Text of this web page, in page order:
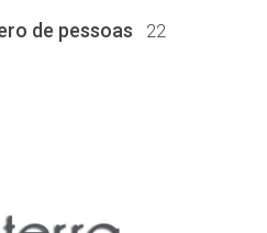
de pessoas 22